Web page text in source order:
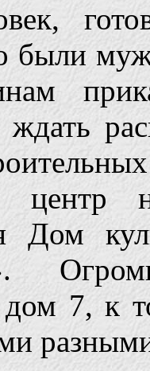
были
ждать
Дом
7, к